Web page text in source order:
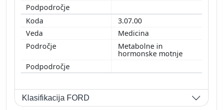
3.07.00
Medicina
Metabolne in
hormonske motnje
Klasifikacija FORD